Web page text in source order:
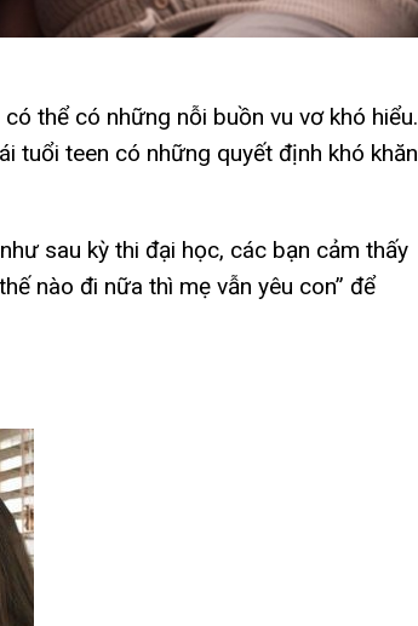
thể có những nỗi buồn vu vơ khó hiểu.
tuổi teen có những quyết định khó khăn
sau kỳ thi đại học, các bạn cảm thấy
nào đi nữa thì mẹ vẫn yêu con” để